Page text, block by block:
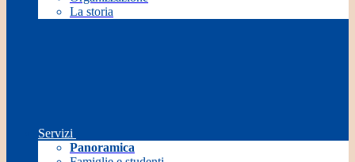
La storia
Servizi
Panoramica